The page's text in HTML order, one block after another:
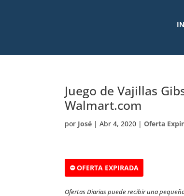
Juego de Vajillas
Walmart.com
por José |Abr 4, 2020 |Oferta
⛔ OFERTA EXPIRADA
Ofertas Diarias puede recibir una